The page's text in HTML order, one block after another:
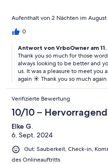
Aufenthalt von 2 Nächten im
0
Antwort von VrboOwner am
Thank you so much for those
always looking to be better and
us. It was a pleasure to meet you
again ☀️ Thank you so much again
Verifizierte Bewertung
10/10 – Hervorragend
Elke G.
6. Sept. 2024
Gut: Sauberkeit, Check-in,
des Onlineauftritts